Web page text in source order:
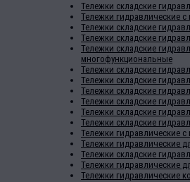
Тележки складские
Тележки гидравлические с
Тележки складские
Тележки складские
Тележки складские
многофункциональные
Тележки складские
Тележки складские
Тележки складские
Тележки складские
Тележки складские
Тележки складские
Тележки гидравлические
Тележки гидравлические
Тележки складские
Тележки гидравлические
Тележки гидравлические